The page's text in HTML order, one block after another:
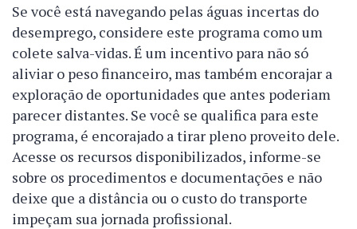
Se você está navegando pelas águas incertas do
desemprego, considere este programa como um
colete salva-vidas. É um incentivo para não só
aliviar o peso financeiro, mas também encorajar a
exploração de oportunidades que antes poderiam
parecer distantes. Se você se qualifica para este
programa, é encorajado a tirar pleno proveito dele.
Acesse os recursos disponibilizados, informe-se
sobre os procedimentos e documentações e não
deixe que a distância ou o custo do transporte
impeçam sua jornada profissional.